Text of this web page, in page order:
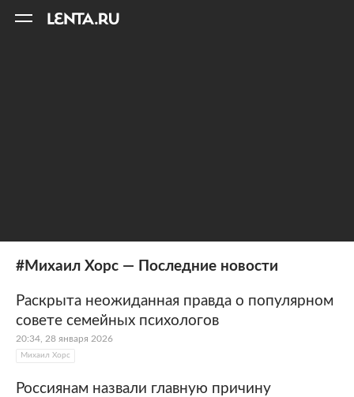
#Михаил Хорс — Последние новости
Раскрыта неожиданная правда о популярном
совете семейных психологов
20:34, 28 января 2026
Михаил Хорс
Россиянам назвали главную причину